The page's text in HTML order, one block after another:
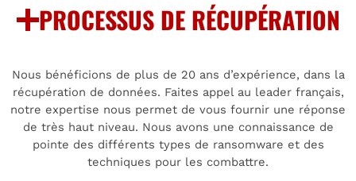
PROCESSUS DE RÉCUPÉRATION
Nous bénéficions de plus de 20 ans d’expérience, dans la
récupération de données. Faites appel au leader français,
notre expertise nous permet de vous fournir une réponse
de très haut niveau. Nous avons une connaissance de
pointe des différents types de ransomware et des
techniques pour les combattre.